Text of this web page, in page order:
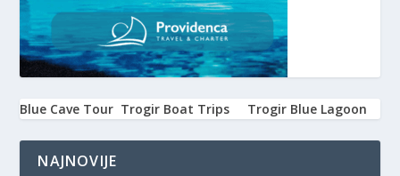
Blue Cave Tour Trogir Boat Trips Trogir Blue Lagoon
NAJNOVIJE